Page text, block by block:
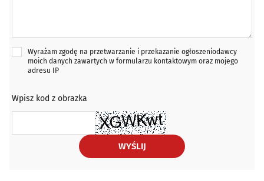
Wyrażam zgodę na przetwarzanie i przekazanie ogłoszeniodawcy
moich danych zawartych w formularzu kontaktowym oraz mojego
adresu IP
Wpisz kod z obrazka
WYŚLIJ